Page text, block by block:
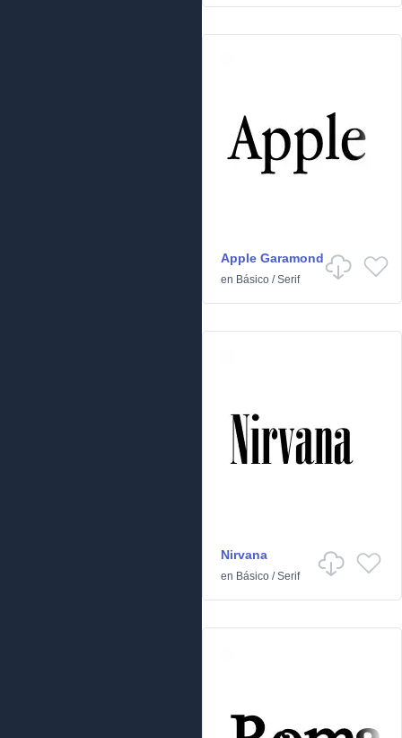
Apple Garamond
en Básico /Serif
Nirvana
en Básico /Serif